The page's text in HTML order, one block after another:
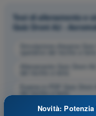
Test di allenamento e
Quiz Droni A2 -
Simulazione d'esame
Allenamento Quiz Droni
Esame in PDF Quiz
del rischio a terra
Novità: